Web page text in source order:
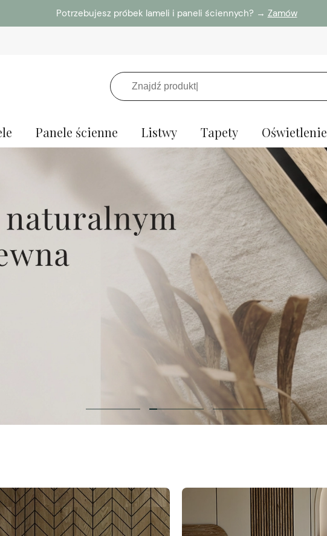
Potrzebujesz próbek lameli i paneli ściennych? → Zamów
Panele ścienne Listwy Tapety Oświetlenie